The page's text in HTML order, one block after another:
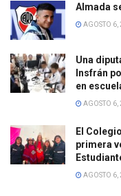
Almada
AGOSTO 6,
Una
Insfrán
en
AGOSTO 6,
El
primera
AGOSTO 6,